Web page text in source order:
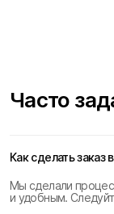
Часто
Как сделать заказ
Мы сделали
и удобным.